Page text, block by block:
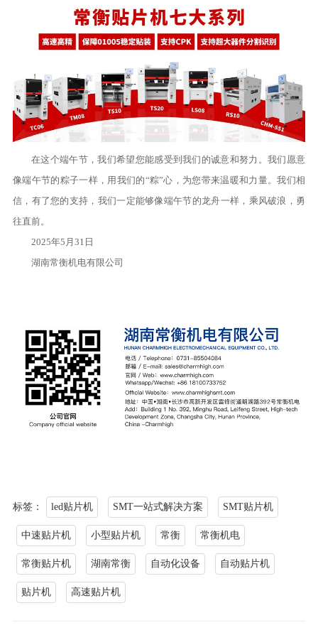
在这个端午节，我们希望您能感受到我们的诚意和努力。我们愿意
像端午节的粽子一样，用我们的“粽”心，为您带来温暖和力量。我们相
信，有了您的支持，我们一定能够像端午节的龙舟一样，乘风破浪，勇
往直前。
2025年5月31日
湖南常衡机电有限公司
标签： led贴片机 SMT一站式解决方案 SMT贴片机
中速贴片机 小型贴片机 常衡 常衡机电
常衡贴片机 湖南常衡 自动化设备 自动贴片机
贴片机 高速贴片机